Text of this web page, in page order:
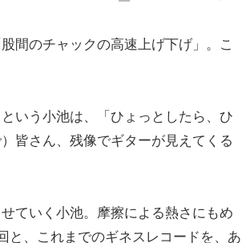
間のチャックの高速上げ下げ」。こ
いう小池は、「ひょっとしたら、ひ
皆さん、残像でギターが見えてくる
ていく小池。摩擦による熱さにもめ
と、これまでのギネスレコードを、あ